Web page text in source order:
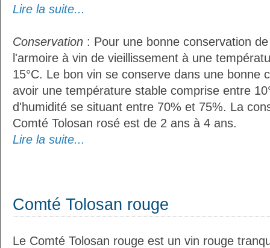
Lire la suite...
Conservation : Pour une bonne conservation
l'armoire à vin de vieillissement à une
15°C. Le bon vin se conserve dans une bonne
avoir une température stable comprise entre
d'humidité se situant entre 70% et 75%. La
Comté Tolosan rosé est de 2 ans à 4 ans.
Lire la suite...
Comté Tolosan rouge
Le Comté Tolosan rouge est un vin rouge